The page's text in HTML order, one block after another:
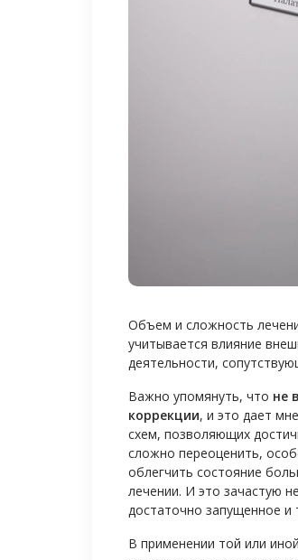
Объем и сложность
учитывается влияние
деятельности,
Важно упомянуть, что не
коррекции, и это дает
схем, позволяющих
сложно переоценить,
облегчить состояние
лечении. И это зачастую
достаточно запущенное и
В применении той или